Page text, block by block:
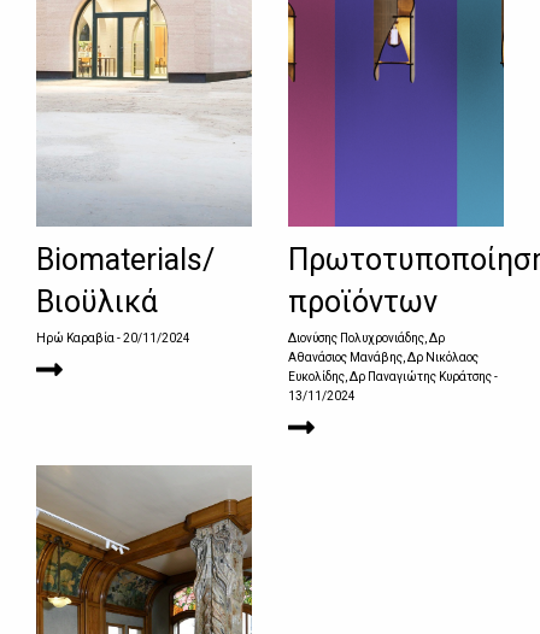
Biomaterials/
Βιοϋλικά
Ηρώ Καραβία- 20/11/2024
προϊόντων
Διονύσης Πολυχρονιάδης, Δρ
Αθανάσιος Μανάβης, Δρ Νικόλαος
Ευκολίδης, Δρ Παναγιώτης Κυράτσης-
13/11/2024